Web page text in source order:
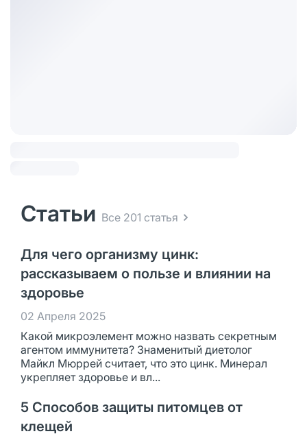
Статьи Все 201 статья
Для чего организму цинк:
рассказываем о пользе и влиянии на
здоровье
02 Апреля 2025
Какой микроэлемент можно назвать секретным
агентом иммунитета? Знаменитый диетолог
Майкл Мюррей считает, что это цинк. Минерал
укрепляет здоровье и вл...
5 Способов защиты питомцев от
клещей